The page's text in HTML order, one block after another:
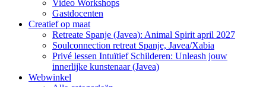
Video Workshops
Gastdocenten
Creatief op maat
Retreate Spanje (Javea): Animal Spirit april 2027
Soulconnection retreat Spanje, Javea/Xabia
Privé lessen Intuïtief Schilderen: Unleash jouw
innerlijke kunstenaar (Javea)
Webwinkel